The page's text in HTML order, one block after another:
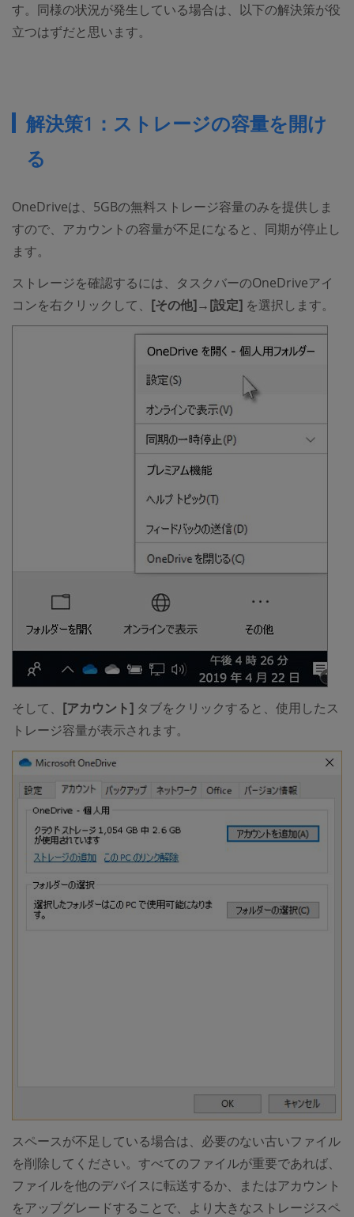
す。同様の状況が発生している場合は、以下の解決策が役
立つはずだと思います。
解決策1：ストレージの容量を開け
る
OneDriveは、5GBの無料ストレージ容量のみを提供しま
すので、アカウントの容量が不足になると、同期が停止し
ます。
ストレージを確認するには、タスクバーのOneDriveアイ
コンを右クリックして、 [その他]→[設定] を選択します。
そして、 [アカウント] タブをクリックすると、使用したス
トレージ容量が表示されます。
スペースが不足している場合は、必要のない古いファイル
を削除してください。すべてのファイルが重要であれば、
ファイルを他のデバイスに転送するか、またはアカウント
をアップグレードすることで、より大きなストレージスペ